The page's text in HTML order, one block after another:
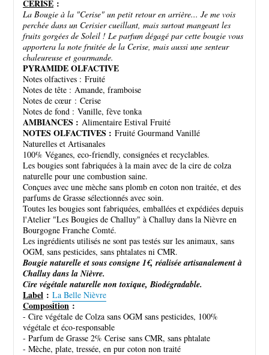
CERISE :
La Bougie à la "Cerise" un petit retour en arrière... Je me vois
perchée dans un Cerisier cueillant, mais surtout mangeant les
fruits gorgées de Soleil ! Le parfum dégagé par cette bougie vous
apportera la note fruitée de la Cerise, mais aussi une senteur
chaleureuse et gourmande.
PYRAMIDE OLFACTIVE
Notes olfactives : Fruité
Notes de tête : Amande, framboise
Notes de cœur : Cerise
Notes de fond : Vanille, fève tonka
AMBIANCES : Alimentaire Estival Fruité
NOTES OLFACTIVES : Fruité Gourmand Vanillé
Naturelles et Artisanales
100% Véganes, eco-friendly, consignées et recyclables.
Les bougies sont fabriquées à la main avec de la cire de colza
naturelle pour une combustion saine.
Conçues avec une mèche sans plomb en coton non traitée, et des
parfums de Grasse sélectionnés avec soin.
Toutes les bougies sont fabriquées, emballées et expédiées depuis
l'Atelier "Les Bougies de Challuy" à Challuy dans la Nièvre en
Bourgogne Franche Comté.
Les ingrédients utilisés ne sont pas testés sur les animaux, sans
OGM, sans pesticides, sans phtalates ni CMR.
Bougie naturelle et sous consigne 1€, réalisée artisanalement à
Challuy dans la Nièvre.
Cire végétale naturelle non toxique, Biodégradable.
Label : La Belle Nièvre
Composition:
- Cire végétale de Colza sans OGM sans pesticides, 100%
végétale et éco-responsable
- Parfum de Grasse 2% Cerise sans CMR, sans phtalate
- Mèche, plate, tressée, en pur coton non traité